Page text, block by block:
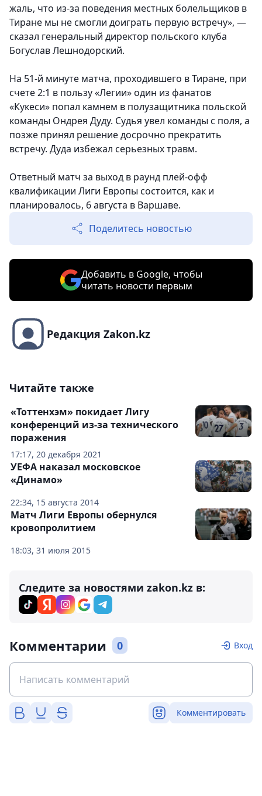
жаль, что из-за поведения местных болельщиков в
Тиране мы не смогли доиграть первую встречу», —
сказал генеральный директор польского клуба
Богуслав Лешнодорский.
На 51-й минуте матча, проходившего в Тиране, при
счете 2:1 в пользу «Легии» один из фанатов
«Кукеси» попал камнем в полузащитника польской
команды Ондрея Дуду. Судья увел команды с поля, а
позже принял решение досрочно прекратить
встречу. Дуда избежал серьезных травм.
Ответный матч за выход в раунд плей-офф
квалификации Лиги Европы состоится, как и
планировалось, 6 августа в Варшаве.
Поделитесь новостью
Добавить в Google, чтобы
читать новости первым
Редакция Zakon.kz
Читайте также
17:17, 20 декабря 2021
«Тоттенхэм» покидает Лигу
конференций из-за технического
поражения
22:34, 15 августа 2014
УЕФА наказал московское
«Динамо»
18:03, 31 июля 2015
Матч Лиги Европы обернулся
кровопролитием
Следите за новостями zakon.kz в:
Комментарии 0 Вход
Комментировать